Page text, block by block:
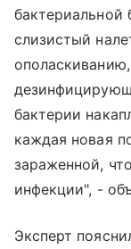
бактериальной
слизистый
бактерии
каждая новая
зараженной,
инфекции", -
Эксперт